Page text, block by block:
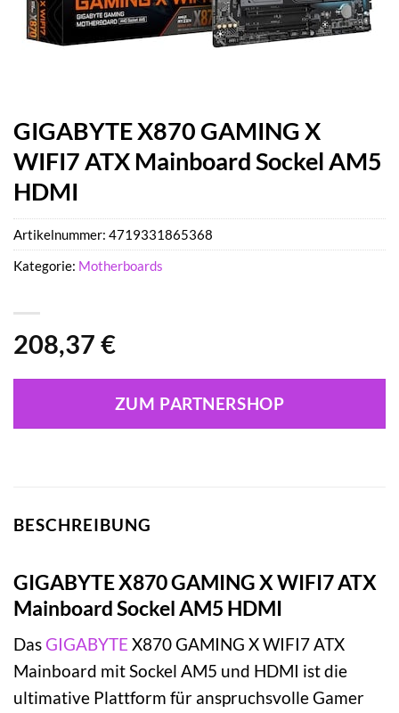
GIGABYTE X870 GAMING X
WIFI7 ATX Mainboard Sockel AM5
HDMI
208,37 €
ZUM PARTNERSHOP
Artikelnummer: 4719331865368
Kategorie: Motherboards
BESCHREIBUNG
GIGABYTE X870 GAMING X WIFI7 ATX
Mainboard Sockel AM5 HDMI
Das GIGABYTE X870 GAMING X WIFI7 ATX
Mainboard mit Sockel AM5 und HDMI ist die
ultimative Plattform für anspruchsvolle Gamer